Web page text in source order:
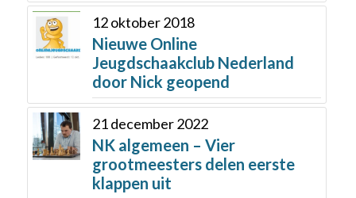
12 oktober 2018
Nieuwe Online
Jeugdschaakclub Nederland
door Nick geopend
21 december 2022
NK algemeen – Vier
grootmeesters delen eerste
klappen uit